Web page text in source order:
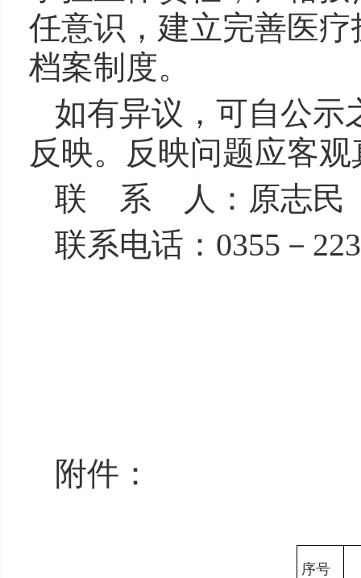
任意识，建立完善医
档案制度。
如有异议，可自公示
反映。反映问题应客
联 系 人：原志民
联系电话：0355－
附件：
序号